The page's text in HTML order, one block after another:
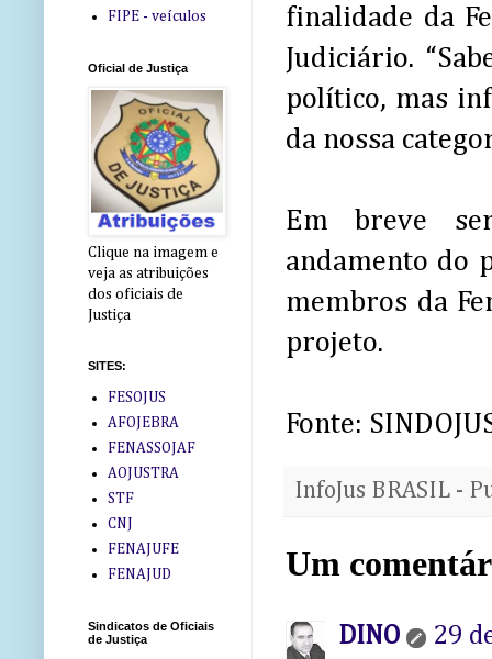
finalidade da
Judiciário.
político, mas
da nossa
Em breve
andamento do
membros da
projeto.
Fonte:
InfoJus BRASIL -
Um
DINO
29
FIPE - veículos
Oficial de Justiça
Clique na imagem e
veja as atribuições
dos oficiais de
Justiça
SITES:
FESOJUS
AFOJEBRA
FENASSOJAF
AOJUSTRA
STF
CNJ
FENAJUFE
FENAJUD
Sindicatos de Oficiais
de Justiça